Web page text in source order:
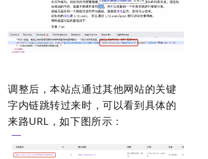
调整后，本站点通过其他网站的关键
字内链跳转过来时，可以看到具体的
来路URL，如下图所示：